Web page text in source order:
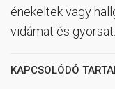
énekeltek vagy
vidámat és gyorsat.
KAPCSOLÓDÓ